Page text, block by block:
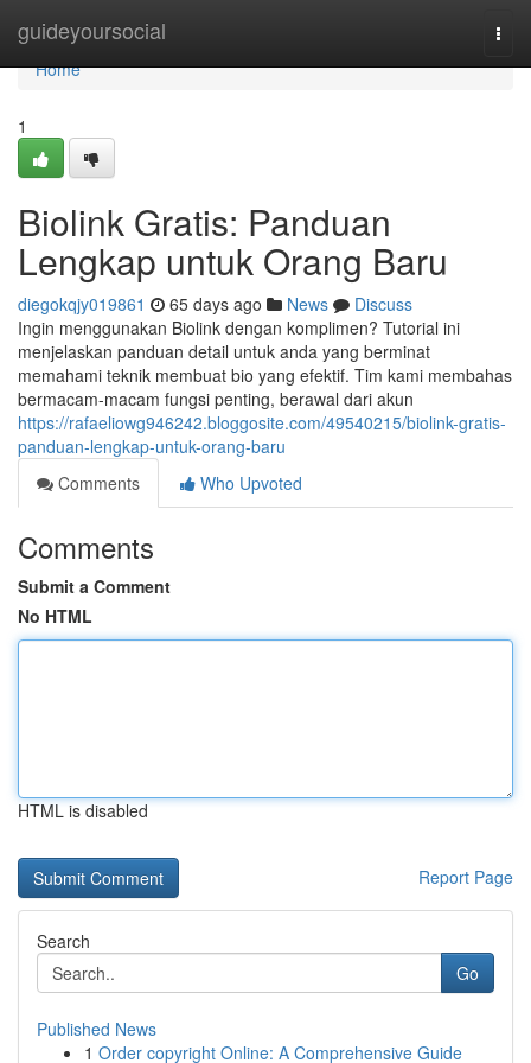
guideyoursocial
Home
Home
1
Biolink Gratis: Panduan
Lengkap untuk Orang Baru
diegokqjy019861 65 days ago News
Discuss
Ingin menggunakan Biolink dengan komplimen? Tutorial ini
menjelaskan panduan detail untuk anda yang berminat
memahami teknik membuat bio yang efektif. Tim kami membahas
bermacam-macam fungsi penting, berawal dari akun
https://rafaeliowg946242.bloggosite.com/49540215/biolink-gratis-
panduan-lengkap-untuk-orang-baru
Comments
Who Upvoted
Comments
Submit a Comment
No HTML
HTML is disabled
Report Page
Search
Go
Published News
1 Order copyright Online: A Comprehensive Guide